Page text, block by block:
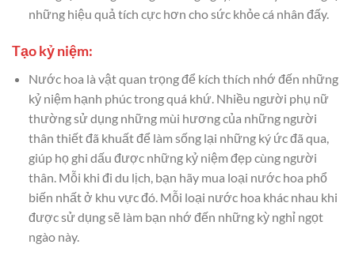
những hiệu quả tích cực hơn cho sức khỏe cá nhân đấy.
Tạo kỷ niệm:
Nước hoa là vật quan trọng để kích thích nhớ đến những
kỷ niệm hạnh phúc trong quá khứ. Nhiều người phụ nữ
thường sử dụng những mùi hương của những người
thân thiết đã khuất để làm sống lại những ký ức đã qua,
giúp họ ghi dấu được những kỷ niệm đẹp cùng người
thân. Mỗi khi đi du lịch, bạn hãy mua loại nước hoa phổ
biến nhất ở khu vực đó. Mỗi loại nước hoa khác nhau khi
được sử dụng sẽ làm bạn nhớ đến những kỳ nghỉ ngọt
ngào này.